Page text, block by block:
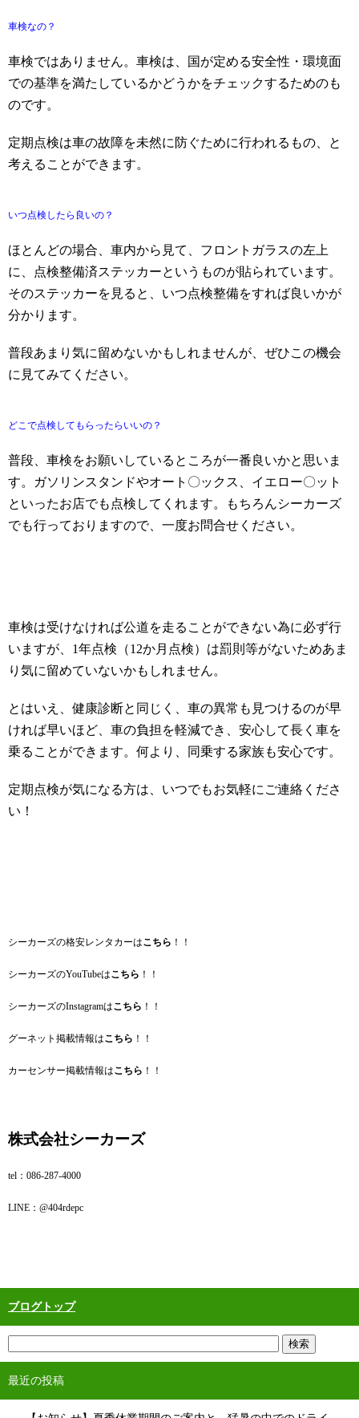
車検なの？
車検ではありません。車検は、国が定める安全性・環境面
での基準を満たしているかどうかをチェックするためのも
のです。
定期点検は車の故障を未然に防ぐために行われるもの、と
考えることができます。
いつ点検したら良いの？
ほとんどの場合、車内から見て、フロントガラスの左上
に、点検整備済ステッカーというものが貼られています。
そのステッカーを見ると、いつ点検整備をすれば良いかが
分かります。
普段あまり気に留めないかもしれませんが、ぜひこの機会
に見てみてください。
どこで点検してもらったらいいの？
普段、車検をお願いしているところが一番良いかと思いま
す。ガソリンスタンドやオート〇ックス、イエロー〇ット
といったお店でも点検してくれます。もちろんシーカーズ
でも行っておりますので、一度お問合せください。
車検は受けなければ公道を走ることができない為に必ず行
いますが、1年点検（12か月点検）は罰則等がないためあま
り気に留めていないかもしれません。
とはいえ、健康診断と同じく、車の異常も見つけるのが早
ければ早いほど、車の負担を軽減でき、安心して長く車を
乗ることができます。何より、同乗する家族も安心です。
定期点検が気になる方は、いつでもお気軽にご連絡くださ
い！
シーカーズの格安レンタカーはこちら ！！
シーカーズのYouTubeはこちら ！！
シーカーズのInstagramはこちら ！！
グーネット掲載情報はこちら ！！
カーセンサー掲載情報はこちら ！！
株式会社シーカーズ
tel：086‐287‐4000
LINE：@404rdepc
ブログトップ
最近の投稿